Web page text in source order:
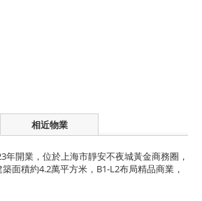
相近物業
年開業，位於上海市靜安不夜城黃金商務圈，
面積約4.2萬平方米，B1-L2布局精品商業，